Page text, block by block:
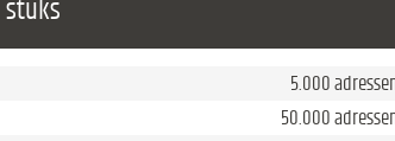
stuks
5.000
50.000